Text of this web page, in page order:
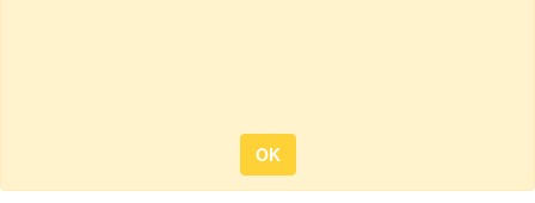
OK